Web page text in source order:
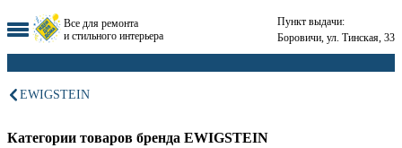
Все для ремонта
и стильного интерьера
Пункт выдачи:
Боровичи, ул. Тинская, 33
EWIGSTEIN
Категории товаров бренда EWIGSTEIN